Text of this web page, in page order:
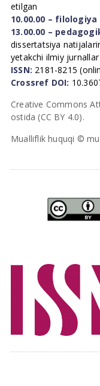
etilgan
10.00.00 –
13.00.00 –
dissertatsiya
yetakchi ilmiy
ISSN: 2181-8215
Crossref DOI:
Creative Commons
ostida (CC BY 4.0).
Mualliflik huquqi ©